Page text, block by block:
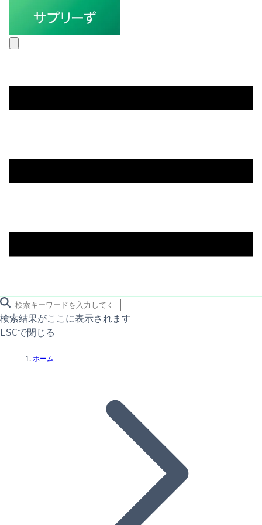
search icon
サイト内検索
検索結果がここに表示されます
ESCで閉じる
ホーム